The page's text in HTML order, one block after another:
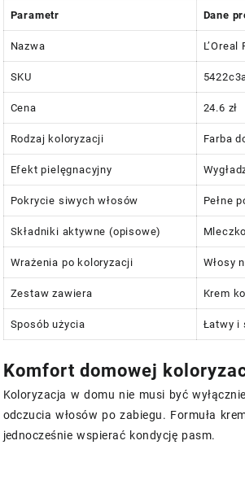
Parametr Dane
Nazwa
SKU
Cena 24.6 zł
Rodzaj koloryzacji Farba
Efekt pielęgnacyjny
Pokrycie siwych włosów Pełne
Składniki aktywne (opisowe)
Wrażenia po koloryzacji Włosy
Zestaw zawiera Krem
Sposób użycia Łatwy i
Komfort domowej
Koloryzacja w domu nie musi być
odczucia włosów po zabiegu. Formuła
jednocześnie wspierać kondycję pasm.